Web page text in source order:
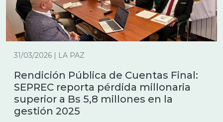
31/03/2026 | LA PAZ
Rendición Pública de Cuentas Final:
SEPREC reporta pérdida millonaria
superior a Bs 5,8 millones en la
gestión 2025